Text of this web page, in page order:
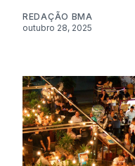
REDAÇÃO BMA
outubro 28, 2025